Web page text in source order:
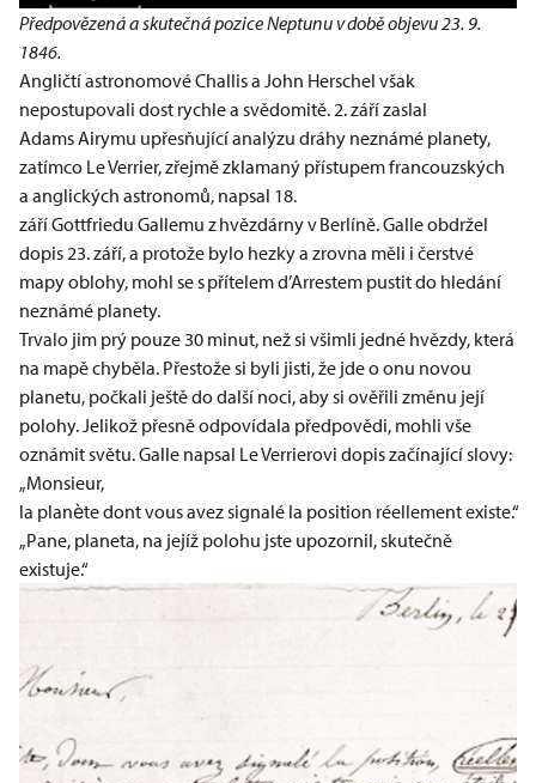
Předpovězená a skutečná pozice Neptunu v době objevu 23. 9.
1846.
Angličtí astronomové Challis a John Herschel však
nepostupovali dost rychle a svědomitě. 2. září zaslal
Adams Airymu upřesňující analýzu dráhy neznámé planety,
zatímco Le Verrier, zřejmě zklamaný přístupem francouzských
a anglických astronomů, napsal 18.
září Gottfriedu Gallemu z hvězdárny v Berlíně. Galle obdržel
dopis 23. září, a protože bylo hezky a zrovna měli i čerstvé
mapy oblohy, mohl se s přítelem d’Arrestem pustit do hledání
neznámé planety.
Trvalo jim prý pouze 30 minut, než si všimli jedné hvězdy, která
na mapě chyběla. Přestože si byli jisti, že jde o onu novou
planetu, počkali ještě do další noci, aby si ověřili změnu její
polohy. Jelikož přesně odpovídala předpovědi, mohli vše
oznámit světu. Galle napsal Le Verrierovi dopis začínající slovy:
„Monsieur,
la planète dont vous avez signalé la position réellement existe.“
„Pane, planeta, na jejíž polohu jste upozornil, skutečně
existuje.“